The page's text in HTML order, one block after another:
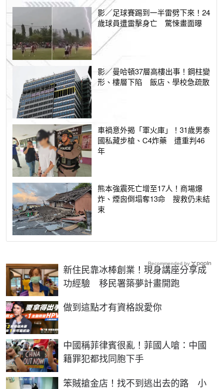
影／足球賽踢到一半雷劈下來！24
歲球員遭雷擊身亡 驚悚畫面曝
影／曼哈頓37層高樓出事！鋼柱變
形、樓層下陷 飯店、學校急疏散
車禍意外揭「軍火庫」！31歲男泰
國私藏步槍、C4炸藥 遭重判46
年
熊本強震死亡增至17人！商場爆
炸、煙囪倒塌奪13命 搜救仍未結
束
新住民靠冰棒創業！現身講座分享成
功經驗 移民署築夢計畫開跑
做到這點才有資格說愛你
PR
中國稱菲律賓很亂！菲國人嗆：中國
籍罪犯都找同胞下手
笨賊搶金店！找不到逃出去的路 小
Recommended by